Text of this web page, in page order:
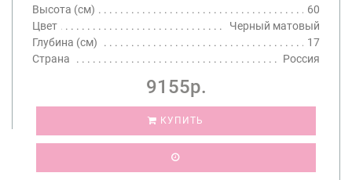
Высота (см)
60
Цвет
Черный матовый
Глубина (см)
17
Страна
Россия
9155р.
КУПИТЬ